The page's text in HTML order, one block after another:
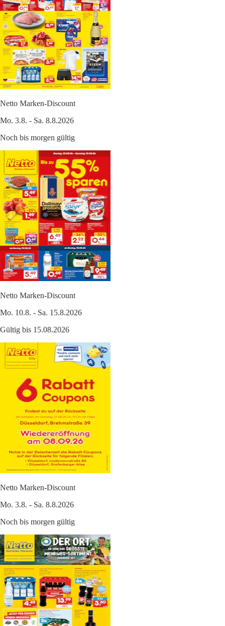
Netto Marken-Discount
Mo. 3.8. - Sa. 8.8.2026
Noch bis morgen gültig
Netto Marken-Discount
Mo. 10.8. - Sa. 15.8.2026
Gültig bis 15.08.2026
Netto Marken-Discount
Mo. 3.8. - Sa. 8.8.2026
Noch bis morgen gültig